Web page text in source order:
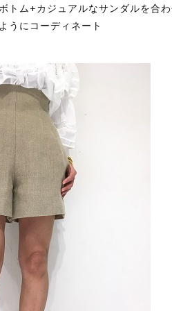
トム+カジュアルなサンダルを合
うにコーディネート